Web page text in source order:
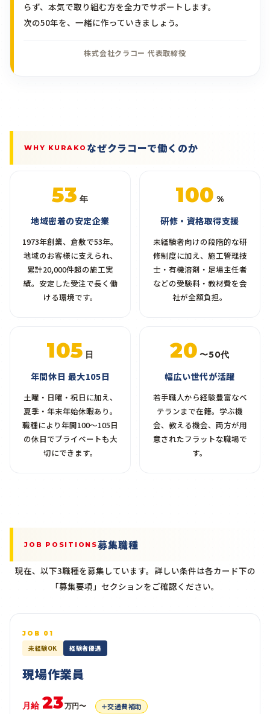
らず、本気で取り組む方を全力でサポートします。
次の50年を、一緒に作っていきましょう。
株式会社クラコー 代表取締役
WHY KURAKO なぜクラコーで働くのか
53 年
地域密着の安定企業
1973年創業、倉敷で53年。
地域のお客様に支えられ、
累計20,000件超の施工実
績。安定した受注で長く働
ける環境です。
100 %
研修・資格取得支援
未経験者向けの段階的な研
修制度に加え、施工管理技
士・有機溶剤・足場主任者
などの受験料・教材費を会
社が全額負担。
105 日
年間休日 最大105日
土曜・日曜・祝日に加え、
夏季・年末年始休暇あり。
職種により年間100〜105日
の休日でプライベートも大
切にできます。
20 〜50代
幅広い世代が活躍
若手職人から経験豊富なベ
テランまで在籍。学ぶ機
会、教える機会、両方が用
意されたフラットな職場で
す。
JOB POSITIONS募集職種
現在、以下3職種を募集しています。詳しい条件は各カード下の
「募集要項」セクションをご確認ください。
JOB 01
未経験OK 経験者優遇
現場作業員
月給 23万円〜 ＋交通費補助